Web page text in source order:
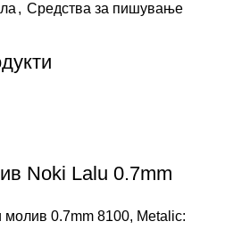
, Средства за пишување
Noki Lalu 0.7mm
молив 0.7mm 8100, Metalic: